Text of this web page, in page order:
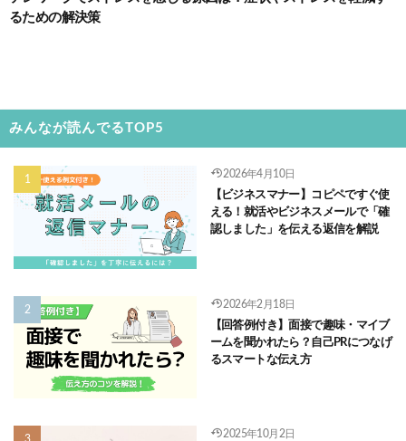
るための解決策
みんなが読んでるTOP5
2026年4月10日
【ビジネスマナー】コピペですぐ使
える！就活やビジネスメールで「確
認しました」を伝える返信を解説
2026年2月18日
【回答例付き】面接で趣味・マイブ
ームを聞かれたら？自己PRにつなげ
るスマートな伝え方
2025年10月2日